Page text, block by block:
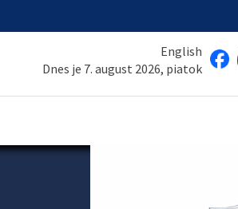
English
Dnes je 7. august 2026, piatok